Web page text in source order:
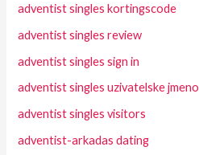
adventist singles kortingscode
adventist singles review
adventist singles sign in
adventist singles uzivatelske jmeno
adventist singles visitors
adventist-arkadas dating